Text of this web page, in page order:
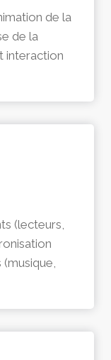
de la
de la
interaction
(lecteurs,